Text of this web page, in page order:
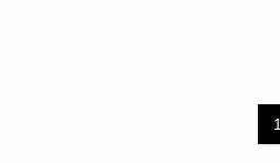
1